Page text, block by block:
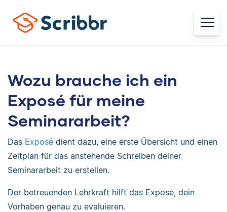
Wozu brauche ich ein
Exposé für meine
Seminararbeit?
Das Exposé dient dazu, eine erste Übersicht und einen
Zeitplan für das anstehende Schreiben deiner
Seminararbeit zu erstellen.
Der betreuenden Lehrkraft hilft das Exposé, dein
Vorhaben genau zu evaluieren.